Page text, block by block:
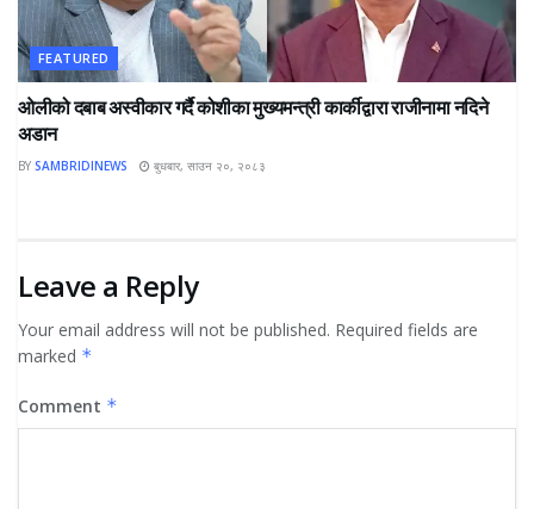
FEATURED
ओलीको दबाब अस्वीकार गर्दै कोशीका मुख्यमन्त्री कार्कीद्वारा राजीनामा नदिने
अडान
BY SAMBRIDINEWS बुधबार, साउन २०, २०८३
Leave a Reply
Your email address will not be published. Required fields are
marked *
Comment *